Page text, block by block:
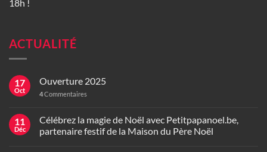
18h !
ACTUALITÉ
17
Oct
Ouverture 2025
4Commentaires
11
Déc
Célébrez la magie de Noël avec Petitpapanoel.be,
partenaire festif de la Maison du Père Noël